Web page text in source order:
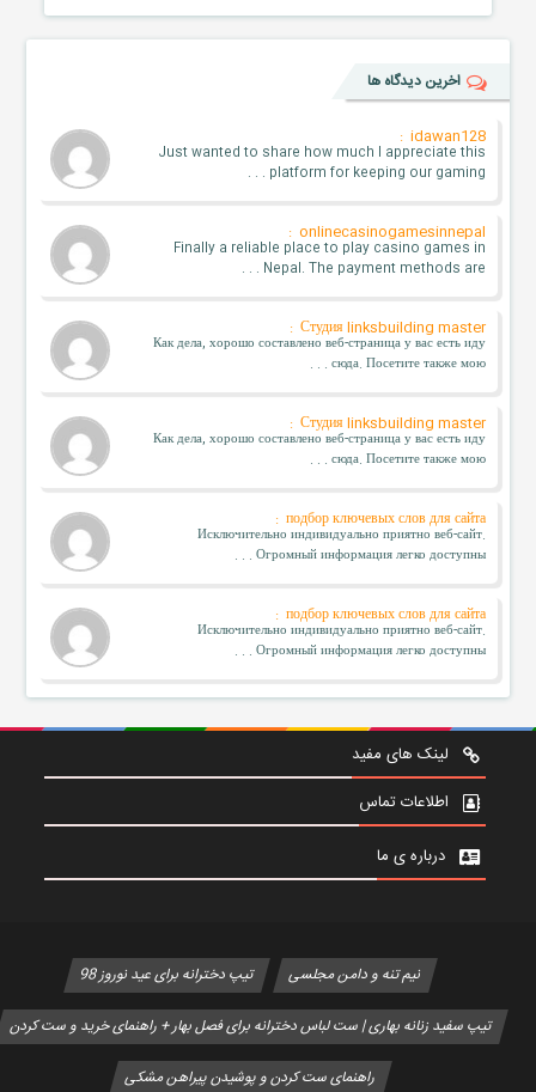
اخرین دیدگاه ها
idawan128 :
Just wanted to share how much I appreciate this
platform for keeping our gaming . . .
onlinecasinogamesinnepal :
Finally a reliable place to play casino games in
Nepal. The payment methods are . . .
Студия linksbuilding master :
Как дела, хорошо составлено веб-страница у вас есть иду
сюда. Посетите также мою . . .
Студия linksbuilding master :
Как дела, хорошо составлено веб-страница у вас есть иду
сюда. Посетите также мою . . .
подбор ключевых слов для сайта :
Исключительно индивидуально приятно веб-сайт.
Огромный информация легко доступны . . .
подбор ключевых слов для сайта :
Исключительно индивидуально приятно веб-сайт.
Огромный информация легко доступны . . .
لینک های مفید
اطلاعات تماس
درباره ی ما
نیم تنه و دامن مجلسی تیپ دخترانه برای عید نوروز 98
تیپ سفید زنانه بهاری | ست لباس دخترانه برای فصل بهار + راهنمای خرید و ست کردن
راهنمای ست کردن و پوشیدن پیراهن مشکی